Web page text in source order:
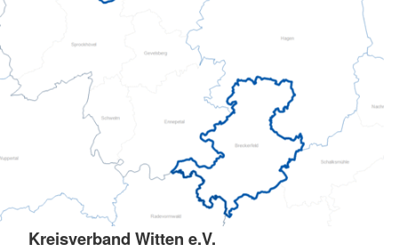
Kreisverband Witten e.V.